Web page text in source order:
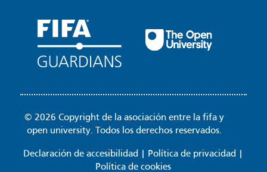
© 2026 Copyright de la asociación entre la fifa y
open university. Todos los derechos reservados.
Declaración de accesibilidad Política de privacidad
Política de cookies